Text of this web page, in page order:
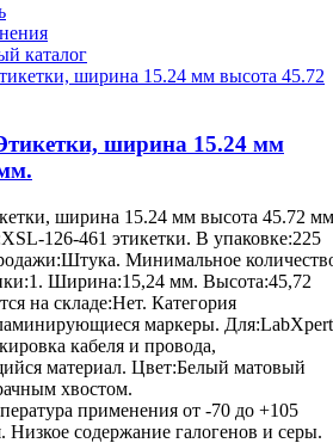
каталог
ширина 15.24 мм
ширина 15.24 мм высота 45.72
126-461 этикетки. В упаковке:225
Минимальное
Ширина:15,24 мм. Высота:45,72
на складе:Нет. Категория
маркеры.
кабеля и провода,
материал. Цвет:Белый матовый
хвостом.
применения от -70 до +105
Низкое содержание галогенов и серы.